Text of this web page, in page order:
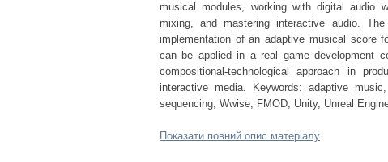
musical modules, working with digital audio
mixing, and mastering interactive audio.
implementation of an adaptive musical score
can be applied in a real game development
compositional-technological approach in
interactive media. Keywords: adaptive
sequencing, Wwise, FMOD, Unity, Unreal
Показати повний опис матеріалу